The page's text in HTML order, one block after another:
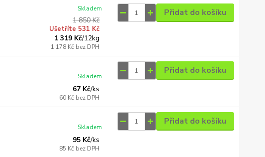
1 850 Kč
Ušetříte 531 Kč
1 319 Kč/12kg
1 178 Kč bez DPH
Skladem Přidat do košíku
67 Kč/ks
60 Kč bez DPH
Skladem
Přidat do košíku
95 Kč/ks
85 Kč bez DPH
Skladem
Přidat do košíku